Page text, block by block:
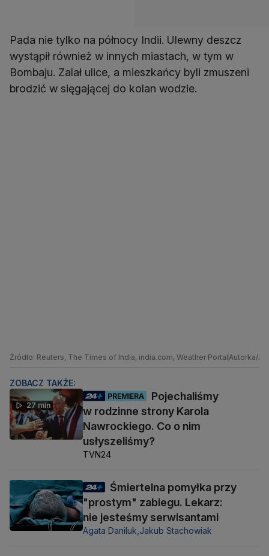
Pada nie tylko na północy Indii. Ulewny deszcz
wystąpił również w innych miastach, w tym w
Bombaju. Zalał ulice, a mieszkańcy byli zmuszeni
brodzić w sięgającej do kolan wodzie.
Źródło: Reuters, The Times of India, india.com, Weather PortalAutorka/
ZOBACZ TAKŻE:
27 min
PREMIERA
Pojechaliśmy
w rodzinne strony Karola
Nawrockiego. Co o nim
usłyszeliśmy?
TVN24
Śmiertelna pomyłka przy
"prostym" zabiegu. Lekarz:
nie jesteśmy serwisantami
Agata Daniluk, Jakub Stachowiak